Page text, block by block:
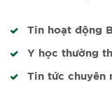
Tin hoạt động
Y học thường
Tin tức chuyên